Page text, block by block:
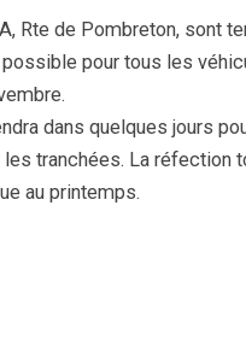
Rte de Pombreton, sont
pour tous les
dans quelques jours
les tranchées. La réfection
au printemps.